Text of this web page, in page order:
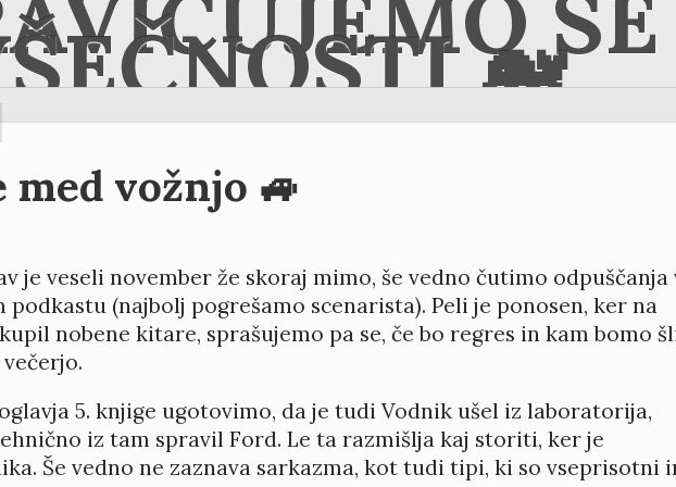
🐋
med vožnjo 🚙
je veseli november že skoraj mimo, še vedno čutimo odpuščanja
podkastu (najbolj pogrešamo scenarista). Peli je ponosen, ker na
nobene kitare, sprašujemo pa se, če bo regres in kam bomo
5. knjige ugotovimo, da je tudi Vodnik ušel iz laboratorija,
iz tam spravil Ford. Le ta razmišlja kaj storiti, ker je
Še vedno ne zaznava sarkazma, kot tudi tipi, ki so vseprisotni